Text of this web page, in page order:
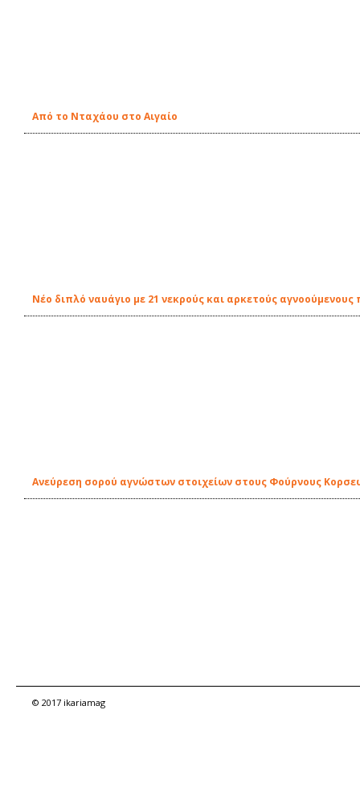
Από το Νταχάου στο Αιγαίο
Νέο διπλό ναυάγιο με 21 νεκρούς και αρκετούς
Ανεύρεση σορού αγνώστων στοιχείων στους Φούρνους
© 2017 ikariamag